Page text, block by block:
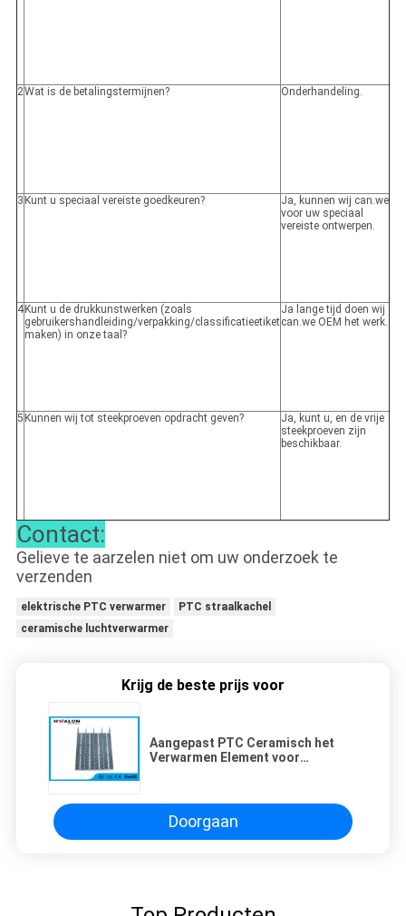
2Wat is de betalingstermijnen? Onderhandeling.
3 Kunt u speciaal vereiste goedkeuren?
Ja, kunnen wij can.we
voor uw speciaal
vereiste ontwerpen.
4 Kunt u de drukkunstwerken (zoals
gebruikershandleiding/verpakking/classificatieetiket
maken) in onze taal?
Ja lange tijd doen wij
can.we OEM het werk.
5 Kunnen wij tot steekproeven opdracht geven?
Ja, kunt u, en de vrije
steekproeven zijn
beschikbaar.
Contact:
Gelieve te aarzelen niet om uw onderzoek te
verzenden
elektrische PTC verwarmer
PTC straalkachel
ceramische luchtverwarmer
Krijg de beste prijs voor
Aangepast PTC Ceramisch het
Verwarmen Element voor
Doorgaan